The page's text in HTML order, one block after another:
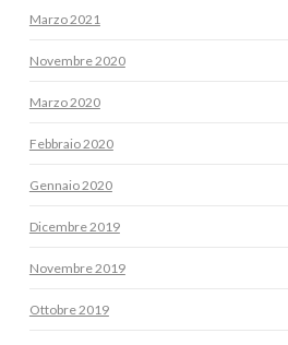
Marzo 2021
Novembre 2020
Marzo 2020
Febbraio 2020
Gennaio 2020
Dicembre 2019
Novembre 2019
Ottobre 2019